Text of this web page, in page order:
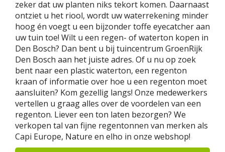
zeker dat uw planten niks tekort komen. Daarnaast
ontziet u het riool, wordt uw waterrekening minder
hoog én voegt u een bijzonder toffe eyecatcher aan
uw tuin toe! Wilt u een regen- of waterton kopen in
Den Bosch? Dan bent u bij tuincentrum GroenRijk
Den Bosch aan het juiste adres. Of u nu op zoek
bent naar een plastic waterton, een regenton
kraan of informatie over hoe u een regenton moet
aansluiten? Kom gezellig langs! Onze medewerkers
vertellen u graag alles over de voordelen van een
regenton. Liever een ton laten bezorgen? We
verkopen tal van fijne regentonnen van merken als
Capi Europe, Nature en elho in onze webshop!